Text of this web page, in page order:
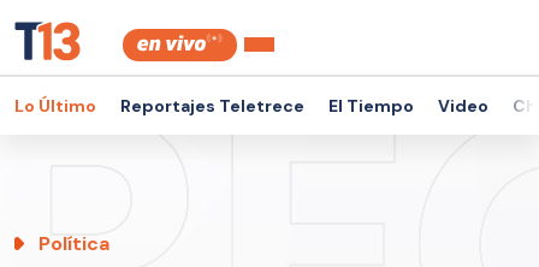
Lo Último Reportajes Teletrece El Tiempo Video
Política